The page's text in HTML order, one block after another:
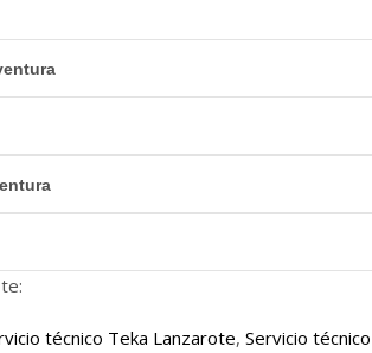
técnico Teka Lanzarote, Servicio